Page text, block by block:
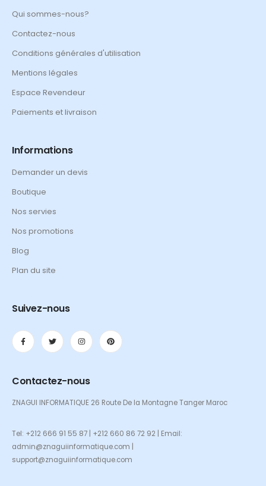
Qui sommes-nous?
Contactez-nous
Conditions générales d'utilisation
Mentions légales
Espace Revendeur
Paiements et livraison
Informations
Demander un devis
Boutique
Nos servies
Nos promotions
Blog
Plan du site
Suivez-nous
Contactez-nous
ZNAGUI INFORMATIQUE 26 Route De la Montagne Tanger Maroc
Tel: +212 666 91 55 87 | +212 660 86 72 92 | Email:
admin@znaguiinformatique.com |
support@znaguiinformatique.com